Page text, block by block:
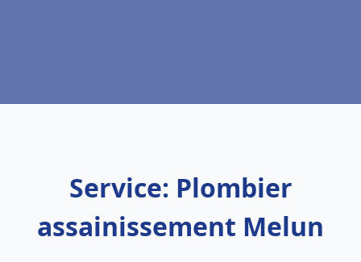
Service: Plombier
assainissement Melun